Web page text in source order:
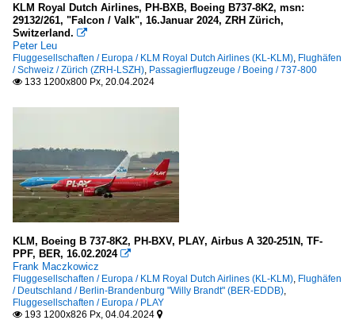
KLM Royal Dutch Airlines, PH-BXB, Boeing B737-8K2, msn:
29132/261, "Falcon / Valk", 16.Januar 2024, ZRH Zürich,
Switzerland. 
Peter Leu
Fluggesellschaften / Europa / KLM Royal Dutch Airlines (KL-KLM), Flughäfen
/ Schweiz / Zürich (ZRH-LSZH), Passagierflugzeuge / Boeing / 737-800
 133 1200x800 Px, 20.04.2024
KLM, Boeing B 737-8K2, PH-BXV, PLAY, Airbus A 320-251N, TF-
PPF, BER, 16.02.2024 
Frank Maczkowicz
Fluggesellschaften / Europa / KLM Royal Dutch Airlines (KL-KLM), Flughäfen
/ Deutschland / Berlin-Brandenburg "Willy Brandt" (BER-EDDB),
Fluggesellschaften / Europa / PLAY
 193 1200x826 Px, 04.04.2024 